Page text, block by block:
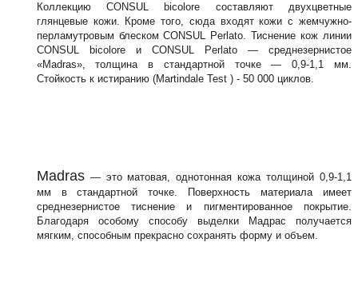
Коллекцию CONSUL bicolore составляют двухцветные
глянцевые кожи. Кроме того, сюда входят кожи с жемчужно-
перламутровым блеском CONSUL Perlato. Тиснение кож линии
CONSUL bicolore и CONSUL Perlato — среднезернистое
«Madras», толщина в стандартной точке — 0,9-1,1 мм.
Стойкость к истиранию (Martindale Test ) - 50 000 циклов.
Madras— это матовая, однотонная кожа толщиной 0,9-1,1
мм в стандартной точке. Поверхность материала имеет
среднезернистое тиснение и пигментированное покрытие.
Благодаря особому способу выделки Мадрас получается
мягким, способным прекрасно сохранять форму и объем.